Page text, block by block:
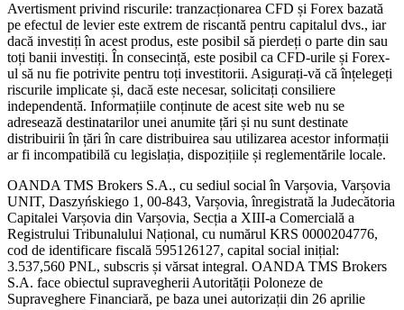
Avertisment privind riscurile: tranzacționarea CFD și Forex bazată
pe efectul de levier este extrem de riscantă pentru capitalul dvs., iar
dacă investiți în acest produs, este posibil să pierdeți o parte din sau
toți banii investiți. În consecință, este posibil ca CFD-urile și Forex-
ul să nu fie potrivite pentru toți investitorii. Asigurați-vă că înțelegeți
riscurile implicate și, dacă este necesar, solicitați consiliere
independentă. Informațiile conținute de acest site web nu se
adresează destinatarilor unei anumite țări și nu sunt destinate
distribuirii în țări în care distribuirea sau utilizarea acestor informații
ar fi incompatibilă cu legislația, dispozițiile și reglementările locale.
OANDA TMS Brokers S.A., cu sediul social în Varșovia, Varșovia
UNIT, Daszyńskiego 1, 00-843, Varșovia, înregistrată la Judecătoria
Capitalei Varșovia din Varșovia, Secția a XIII-a Comercială a
Registrului Tribunalului Național, cu numărul KRS 0000204776,
cod de identificare fiscală 595126127, capital social inițial:
3.537,560 PNL, subscris și vărsat integral. OANDA TMS Brokers
S.A. face obiectul supravegherii Autorității Poloneze de
Supraveghere Financiară, pe baza unei autorizații din 26 aprilie